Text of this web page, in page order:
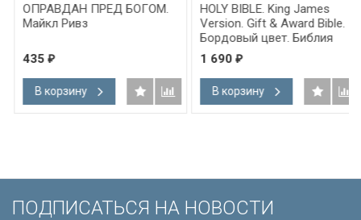
ОПРАВДАН ПРЕД БОГОМ.
Майкл Ривз
435 ₽
В корзину
HOLY BIBLE. King James
Version. Gift & Award Bible.
Бордовый цвет. Библия
Короля Иакова на
английском языке.
Словарь, карты, закладка,
подарочная вкладка, слова
Иисуса выделены красным
1 690 ₽
В корзину
ПОДПИСАТЬСЯ НА НОВОСТИ